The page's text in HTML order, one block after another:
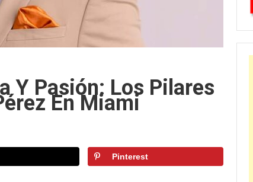
Y Pasión: Los Pilares
En Miami
Pinterest